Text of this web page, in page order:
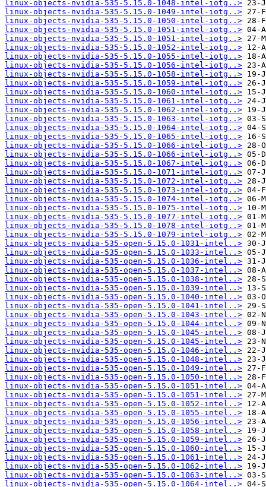
linux-objects-nvidia-535-5.15.0-1048-intel-iotg..>
linux-objects-nvidia-535-5.15.0-1049-intel-iotg..>
linux-objects-nvidia-535-5.15.0-1050-intel-iotg..>
linux-objects-nvidia-535-5.15.0-1051-intel-iotg..>
linux-objects-nvidia-535-5.15.0-1051-intel-iotg..>
linux-objects-nvidia-535-5.15.0-1052-intel-iotg..>
linux-objects-nvidia-535-5.15.0-1055-intel-iotg..>
linux-objects-nvidia-535-5.15.0-1056-intel-iotg..>
linux-objects-nvidia-535-5.15.0-1058-intel-iotg..>
linux-objects-nvidia-535-5.15.0-1059-intel-iotg..>
linux-objects-nvidia-535-5.15.0-1060-intel-iotg..>
linux-objects-nvidia-535-5.15.0-1061-intel-iotg..>
linux-objects-nvidia-535-5.15.0-1062-intel-iotg..>
linux-objects-nvidia-535-5.15.0-1063-intel-iotg..>
linux-objects-nvidia-535-5.15.0-1064-intel-iotg..>
linux-objects-nvidia-535-5.15.0-1065-intel-iotg..>
linux-objects-nvidia-535-5.15.0-1066-intel-iotg..>
linux-objects-nvidia-535-5.15.0-1066-intel-iotg..>
linux-objects-nvidia-535-5.15.0-1067-intel-iotg..>
linux-objects-nvidia-535-5.15.0-1071-intel-iotg..>
linux-objects-nvidia-535-5.15.0-1072-intel-iotg..>
linux-objects-nvidia-535-5.15.0-1073-intel-iotg..>
linux-objects-nvidia-535-5.15.0-1074-intel-iotg..>
linux-objects-nvidia-535-5.15.0-1075-intel-iotg..>
linux-objects-nvidia-535-5.15.0-1077-intel-iotg..>
linux-objects-nvidia-535-5.15.0-1078-intel-iotg..>
linux-objects-nvidia-535-5.15.0-1079-intel-iotg..>
linux-objects-nvidia-535-open-5.15.0-1031-intel..>
linux-objects-nvidia-535-open-5.15.0-1033-intel..>
linux-objects-nvidia-535-open-5.15.0-1036-intel..>
linux-objects-nvidia-535-open-5.15.0-1037-intel..>
linux-objects-nvidia-535-open-5.15.0-1038-intel..>
linux-objects-nvidia-535-open-5.15.0-1039-intel..>
linux-objects-nvidia-535-open-5.15.0-1040-intel..>
linux-objects-nvidia-535-open-5.15.0-1041-intel..>
linux-objects-nvidia-535-open-5.15.0-1043-intel..>
linux-objects-nvidia-535-open-5.15.0-1044-intel..>
linux-objects-nvidia-535-open-5.15.0-1045-intel..>
linux-objects-nvidia-535-open-5.15.0-1045-intel..>
linux-objects-nvidia-535-open-5.15.0-1046-intel..>
linux-objects-nvidia-535-open-5.15.0-1048-intel..>
linux-objects-nvidia-535-open-5.15.0-1049-intel..>
linux-objects-nvidia-535-open-5.15.0-1050-intel..>
linux-objects-nvidia-535-open-5.15.0-1051-intel..>
linux-objects-nvidia-535-open-5.15.0-1051-intel..>
linux-objects-nvidia-535-open-5.15.0-1052-intel..>
linux-objects-nvidia-535-open-5.15.0-1055-intel..>
linux-objects-nvidia-535-open-5.15.0-1056-intel..>
linux-objects-nvidia-535-open-5.15.0-1058-intel..>
linux-objects-nvidia-535-open-5.15.0-1059-intel..>
linux-objects-nvidia-535-open-5.15.0-1060-intel..>
linux-objects-nvidia-535-open-5.15.0-1061-intel..>
linux-objects-nvidia-535-open-5.15.0-1062-intel..>
linux-objects-nvidia-535-open-5.15.0-1063-intel..>
linux-objects-nvidia-535-open-5.15.0-1064-intel..>